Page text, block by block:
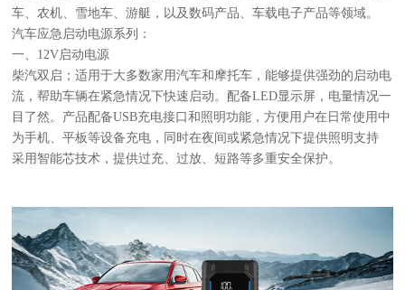
车、农机、雪地车、游艇，以及数码产品、车载电子产品等领域。
汽车应急启动电源系列：
一、 12V启动电源
柴汽双启；适用于大多数家用汽车和摩托车，能够提供强劲的启动电
流，帮助车辆在紧急情况下快速启动。配备LED显示屏，电量情况一
目了然。产品配备USB充电接口和照明功能，方便用户在日常使用中
为手机、平板等设备充电，同时在夜间或紧急情况下提供照明支持
采用智能芯技术，提供过充、过放、短路等多重安全保护。